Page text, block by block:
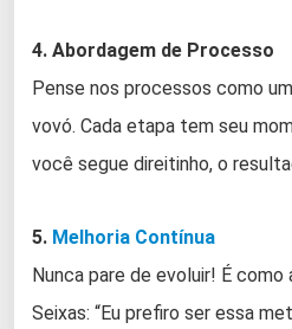
4. Abordagem de Processo
Pense nos processos como
vovó. Cada etapa tem seu
você segue direitinho, o
5. Melhoria Contínua
Nunca pare de evoluir! É como
Seixas: “Eu prefiro ser essa